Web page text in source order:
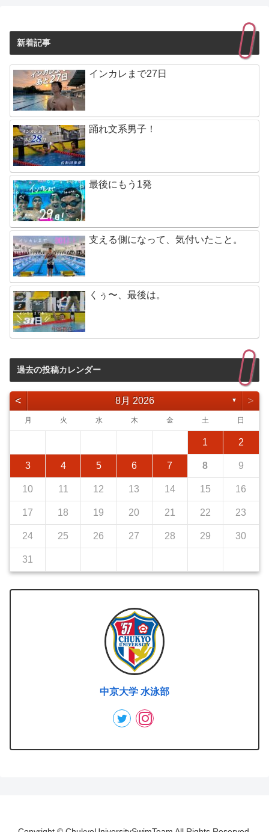
新着記事
インカレまで27日
踊れ文系男子！
最後にもう1発
支える側になって、気付いたこと。
くぅ〜、最後は。
過去の投稿カレンダー
< 8月 2026 ▼ >
月 火 水 木 金 土 日
1 2
3 4 5 6 7 8 9
10 11 12 13 14 15 16
17 18 19 20 21 22 23
24 25 26 27 28 29 30
31
中京大学 水泳部